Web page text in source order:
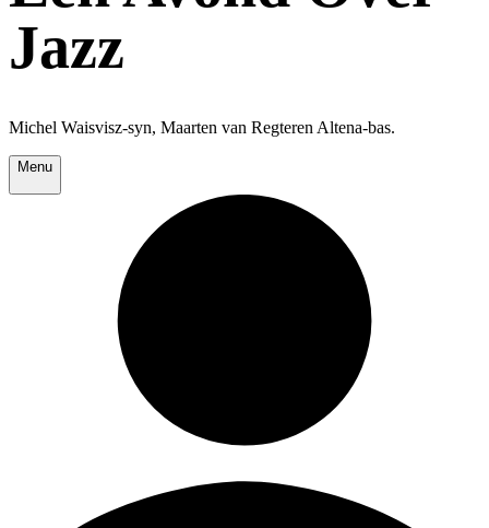
Jazz
Michel Waisvisz-syn, Maarten van Regteren Altena-bas.
Menu